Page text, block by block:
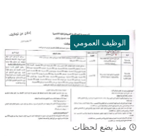
الوظيف العمومي
منذ بضع لحظات